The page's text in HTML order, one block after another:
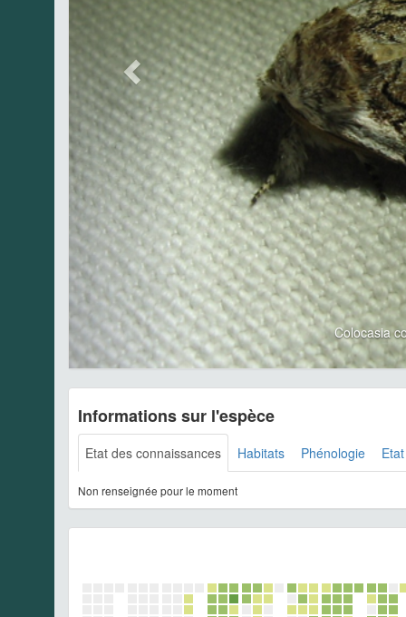
Colocasia
Informations sur l'espèce
Etat des connaissances Habitats Phénologie
Non renseignée pour le moment